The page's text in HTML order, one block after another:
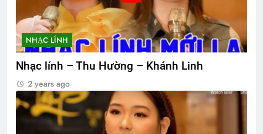
NHẠC LÍNH
Nhạc lính – Thu Hường – Khánh Linh
2 years ago